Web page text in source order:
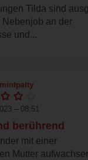
Tilda sind
Nebenjob an der
und...
– 08:51
berührend
mit einer
Mutter